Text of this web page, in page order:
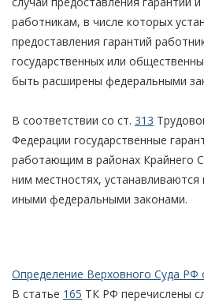
работникам, в числе которых
предоставления гарантий
государственных или
быть расширены федеральными
В соответствии со ст. 313
Федерации государственные
работающим в районах Крайнего
ним местностях,
иными федеральными законами.
Определение Верховного Суда РФ
В статье 165 ТК РФ перечислены